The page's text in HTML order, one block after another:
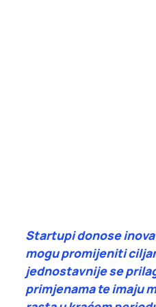
Startupi donose
mogu promijeniti
jednostavnije se
primjenama te imaju